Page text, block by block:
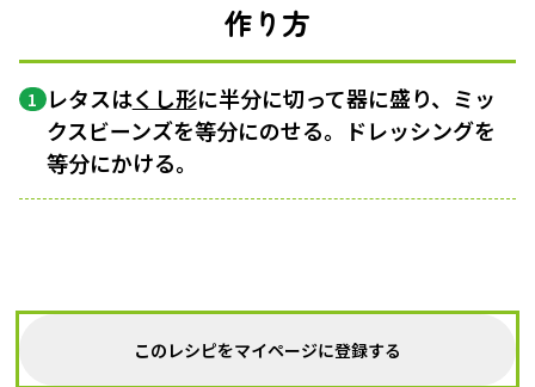
作り方
1 レタスはくし形に半分に切って器に盛り、ミッ
クスビーンズを等分にのせる。ドレッシングを
等分にかける。
このレシピをマイページに登録する